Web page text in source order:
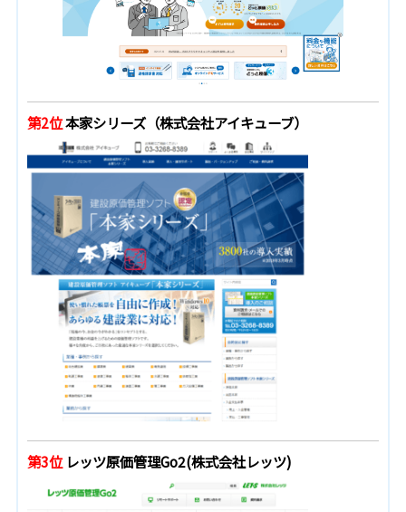
第2位本家シリーズ（株式会社アイキューブ）
第3位 レッツ原価管理Go2(株式会社レッツ)